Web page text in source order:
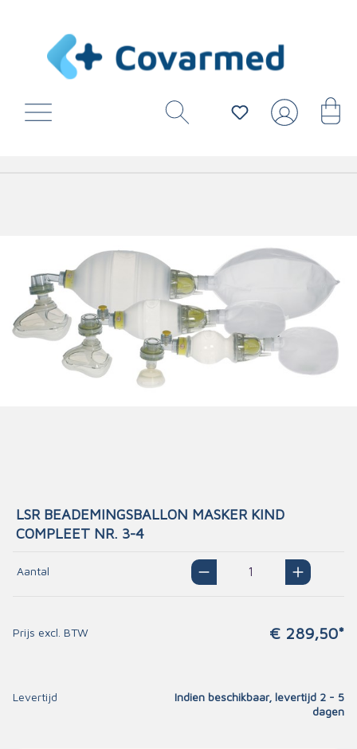
LSR BEADEMINGSBALLON MASKER KIND
COMPLEET NR. 3-4
Aantal
Prijs excl. BTW € 289,50*
Levertijd
Indien beschikbaar, levertijd 2 - 5
dagen